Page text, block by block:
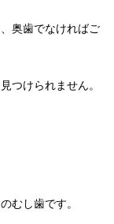
奥歯でなければご
つけられません。
むし歯です。